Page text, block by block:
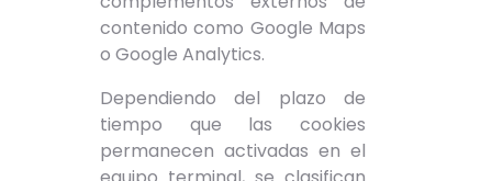
contenido como Google Maps
o Google Analytics.
Dependiendo del plazo de
tiempo que las cookies
permanecen activadas en el